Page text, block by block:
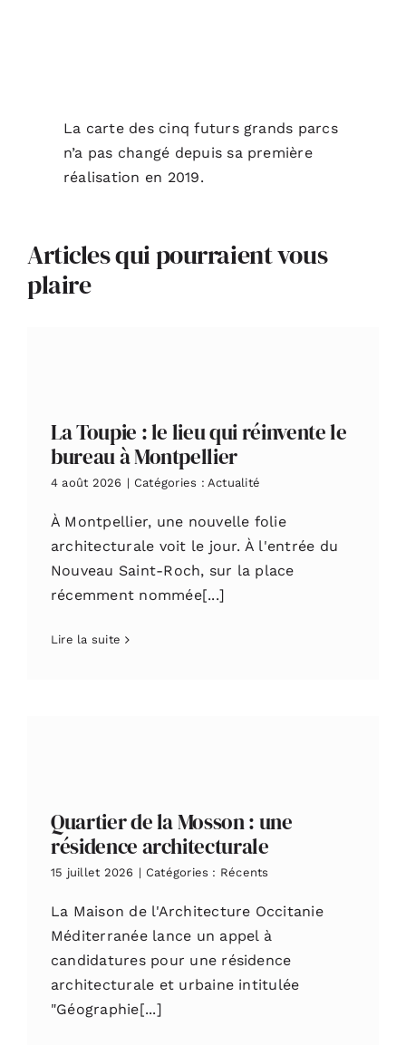
La carte des cinq futurs grands parcs
n’a pas changé depuis sa première
réalisation en 2019.
Articles qui pourraient vous
plaire
La Toupie : le lieu qui réinvente le
bureau à Montpellier
4 août 2026 | Catégories : Actualité
À Montpellier, une nouvelle folie
architecturale voit le jour. À l'entrée du
Nouveau Saint-Roch, sur la place
récemment nommée[...]
Lire la suite
Quartier de la Mosson : une
résidence architecturale
15 juillet 2026 | Catégories : Récents
La Maison de l'Architecture Occitanie
Méditerranée lance un appel à
candidatures pour une résidence
architecturale et urbaine intitulée
"Géographie[...]